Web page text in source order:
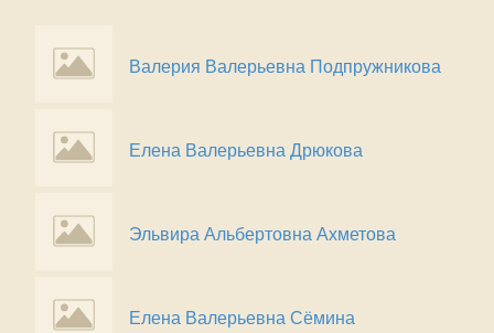
Валерия Валерьевна Подпружникова
Елена Валерьевна Дрюкова
Эльвира Альбертовна Ахметова
Елена Валерьевна Сёмина